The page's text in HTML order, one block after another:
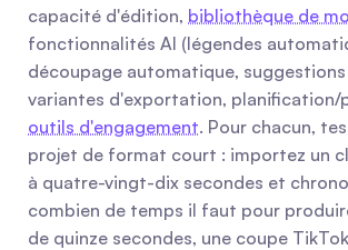
capacité d'édition, bibliothèque de
fonctionnalités AI (légendes
découpage automatique, suggestions
outils d'engagement. Pour chacun,
projet de format court : importez un
à quatre-vingt-dix secondes et
combien de temps il faut pour
de quinze secondes, une coupe